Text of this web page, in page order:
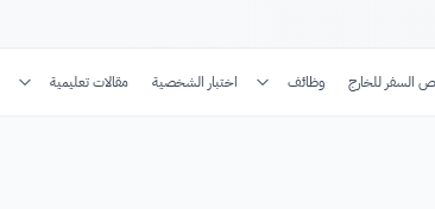
السفر للخارج وظائف اختبار الشخصية مقالات تعليمية